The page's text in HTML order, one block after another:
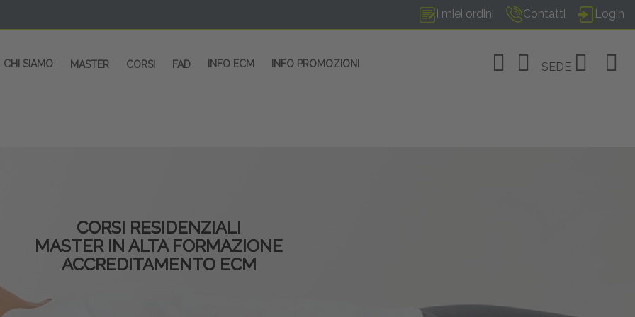
I miei ordini Contatti Login
CHI SIAMO MASTER CORSI FAD INFO ECM INFO PROMOZIONI SEDE
CORSI RESIDENZIALI
MASTER IN ALTA FORMAZIONE
ACCREDITAMENTO ECM